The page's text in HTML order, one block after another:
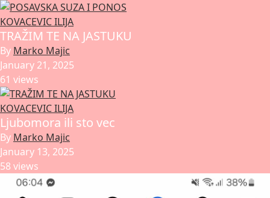
KOVACEVIC ILIJA
TRAŽIM TE NA JASTUKU
By Marko Majic
January 21, 2025
61 views
KOVACEVIC ILIJA
Ljubomora ili sto vec
By Marko Majic
January 13, 2025
58 views